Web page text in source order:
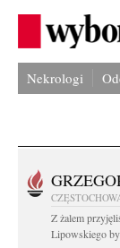
Nekrologi
Z żalem
Lipowskiego